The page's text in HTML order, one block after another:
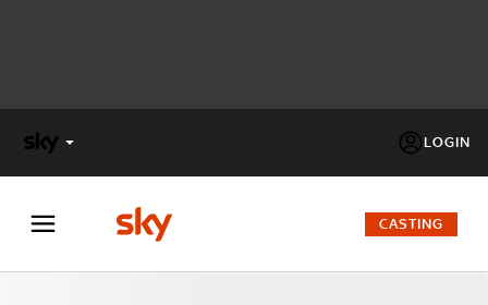
LOGIN
FACTOR
CASTING